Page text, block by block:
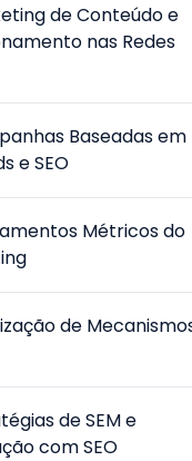
de Conteúdo e
nas Redes
Baseadas em
e SEO
Métricos do
de
de SEM e
com SEO